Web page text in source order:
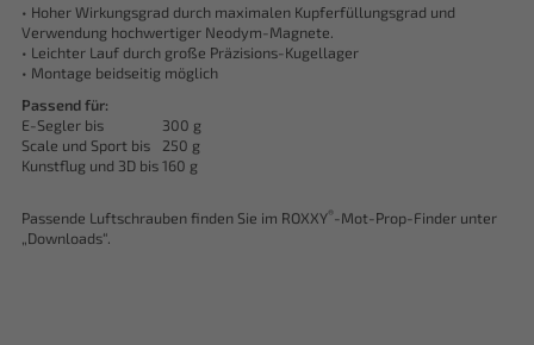
• Hoher Wirkungsgrad durch maximalen Kupferfüllungsgrad und
Verwendung hochwertiger Neodym-Magnete.
• Leichter Lauf durch große Präzisions-Kugellager
• Montage beidseitig möglich
Passend für:
E-Segler bis
300 g
Scale und Sport bis
250 g
Kunstflug und 3D bis160 g
Passende Luftschrauben finden Sie im ROXXY®-Mot-Prop-Finder unter
„Downloads“.